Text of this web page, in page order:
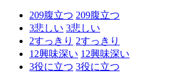
209腹立つ 209腹立つ
3悲しい 3悲しい
2すっきり 2すっきり
12興味深い 12興味深い
3役に立つ 3役に立つ